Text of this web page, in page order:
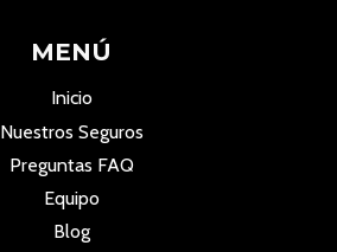
MENÚ
Inicio
Nuestros Seguros
Preguntas FAQ
Equipo
Blog